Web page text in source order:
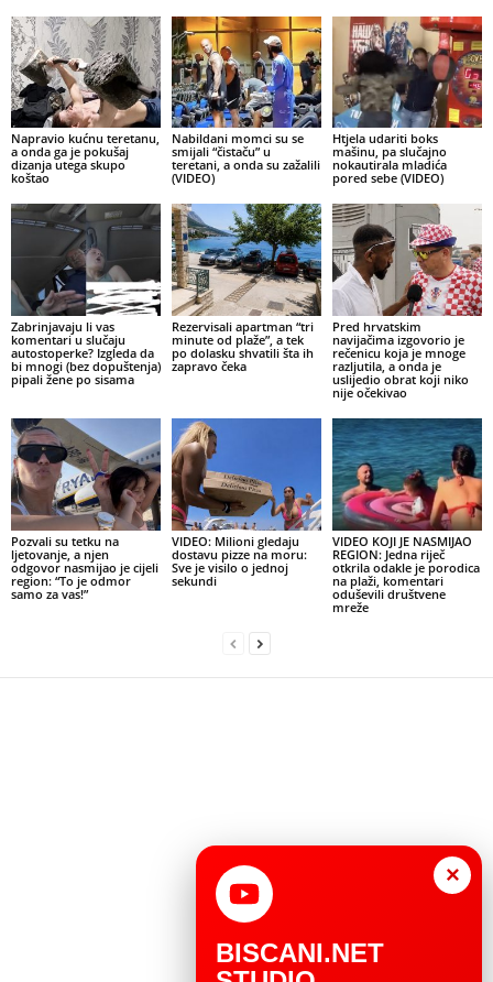
Napravio kućnu teretanu,
a onda ga je pokušaj
dizanja utega skupo
koštao
Nabildani momci su se
smijali “čistaču” u
teretani, a onda su zažalili
(VIDEO)
Htjela udariti boks
mašinu, pa slučajno
nokautirala mladića
pored sebe (VIDEO)
Zabrinjavaju li vas
komentari u slučaju
autostoperke? Izgleda da
bi mnogi (bez dopuštenja)
pipali žene po sisama
Rezervisali apartman “tri
minute od plaže”, a tek
po dolasku shvatili šta ih
zapravo čeka
Pred hrvatskim
navijačima izgovorio je
rečenicu koja je mnoge
razljutila, a onda je
uslijedio obrat koji niko
nije očekivao
Pozvali su tetku na
ljetovanje, a njen
odgovor nasmijao je cijeli
region: “To je odmor
samo za vas!”
VIDEO: Milioni gledaju
dostavu pizze na moru:
Sve je visilo o jednoj
sekundi
VIDEO KOJI JE NASMIJAO
REGION: Jedna riječ
otkrila odakle je porodica
na plaži, komentari
oduševili društvene
mreže
×
BISCANI.NET